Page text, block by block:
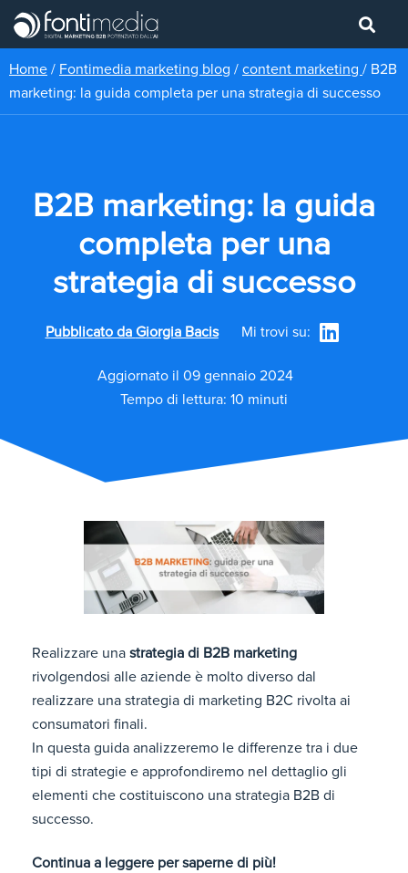
Home / Fontimedia marketing blog / content marketing / B2B
marketing: la guida completa per una strategia di successo
B2B marketing: la guida
completa per una
strategia di successo
Pubblicato da Giorgia Bacis Mi trovi su:
Aggiornato il 09 gennaio 2024
Tempo di lettura: 10 minuti
Realizzare una strategia di B2B marketing
rivolgendosi alle aziende è molto diverso dal
realizzare una strategia di marketing B2C rivolta ai
consumatori finali.
In questa guida analizzeremo le differenze tra i due
tipi di strategie e approfondiremo nel dettaglio gli
elementi che costituiscono una strategia B2B di
successo.
Continua a leggere per saperne di più!